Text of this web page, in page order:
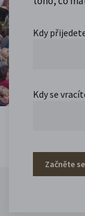
Kdy
Kdy se
Začněte